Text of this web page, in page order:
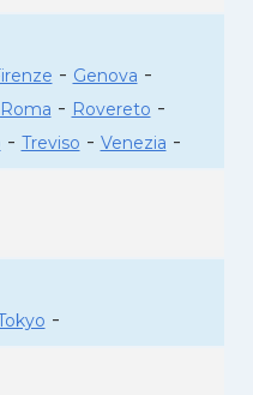
- Genova -
Roma - Rovereto -
- Treviso - Venezia -
-